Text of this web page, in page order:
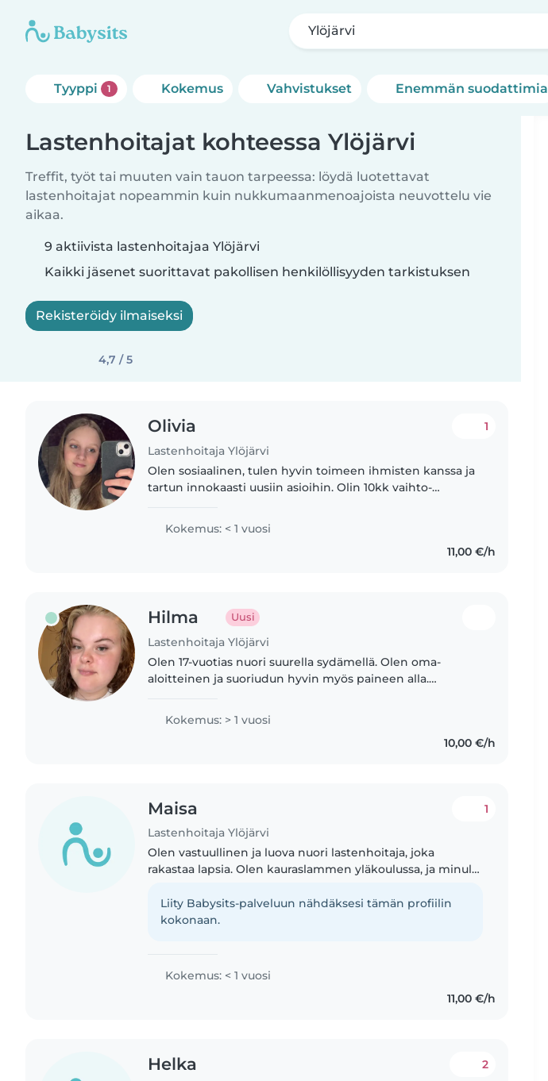
Ylöjärvi
Tyyppi 1 Kokemus Vahvistukset Enemmän suodattimia
Lastenhoitajat kohteessa Ylöjärvi
Treffit, työt tai muuten vain tauon tarpeessa: löydä luotettavat
lastenhoitajat nopeammin kuin nukkumaanmenoajoista neuvottelu vie
aikaa.
9 aktiivista lastenhoitajaa Ylöjärvi
Kaikki jäsenet suorittavat pakollisen henkilöllisyyden tarkistuksen
Rekisteröidy ilmaiseksi
4,7 / 5
Olivia
Lastenhoitaja Ylöjärvi
1
Olen sosiaalinen, tulen hyvin toimeen ihmisten kanssa ja
tartun innokaasti uusiin asioihin. Olin 10kk vaihto-
erittäin vahva..
Kokemus: < 1 vuosi
11,00 €/h
Hilma Uusi
Lastenhoitaja Ylöjärvi
Olen 17-vuotias nuori suurella sydämellä. Olen oma-
aloitteinen ja suoriudun hyvin myös paineen alla.
Kokemus: > 1 vuosi
10,00 €/h
Maisa
Lastenhoitaja Ylöjärvi
1
Olen vastuullinen ja luova nuori lastenhoitaja, joka
rakastaa lapsia. Olen kauraslammen yläkoulussa, ja minulla
peruskoulu ikäisiin...
Liity Babysits-palveluun nähdäksesi tämän profiilin
kokonaan.
Kokemus: < 1 vuosi
11,00 €/h
Helka 2